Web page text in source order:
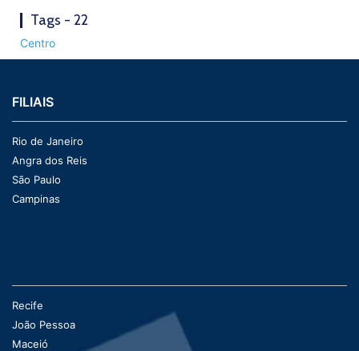
Tags - 22
Centro
FILIAIS
Rio de Janeiro
Angra dos Reis
São Paulo
Campinas
Recife
João Pessoa
Maceió